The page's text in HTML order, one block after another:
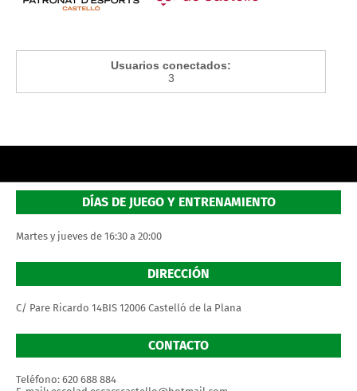
Usuarios conectados:
3
DÍAS DE JUEGO Y ENTRENAMIENTO
Martes y jueves de 16:30 a 20:00
DIRECCIÓN
C/ Pare Ricardo 14BIS 12006 Castelló de la Plana
CONTACTO
Teléfono: 620 688 884